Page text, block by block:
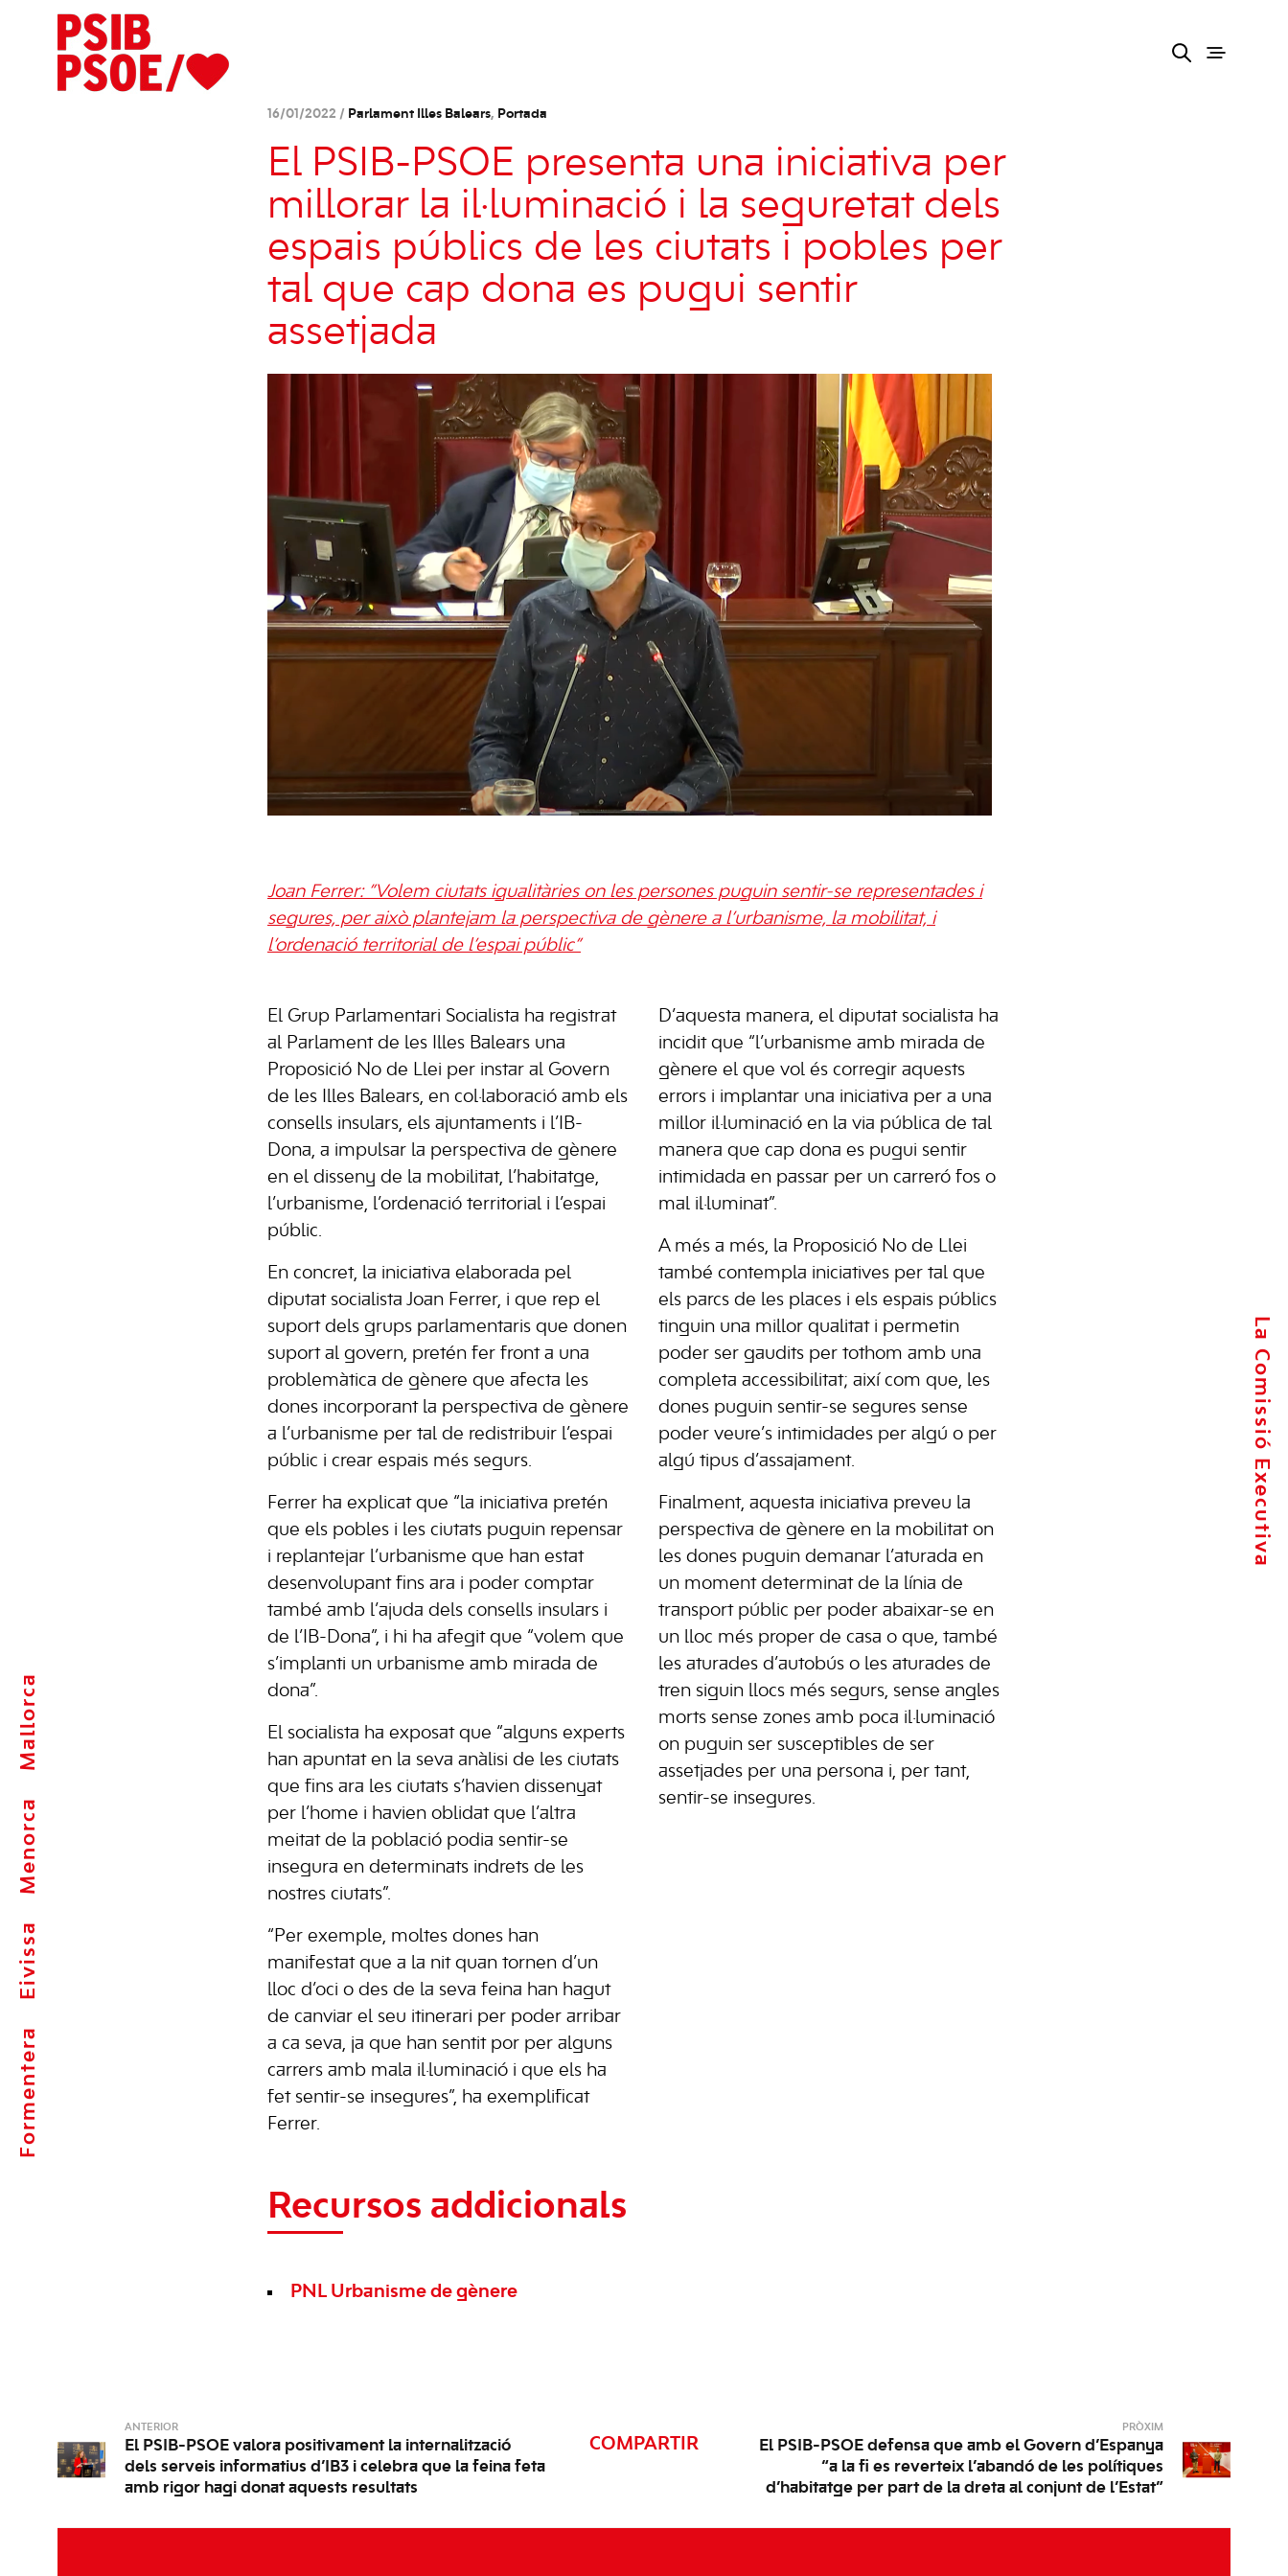
Formentera
Eivissa
Menorca
Mallorca
La Comissió Executiva
16/01/2022 / Parlament Illes Balears, Portada
El PSIB-PSOE presenta una iniciativa per
millorar la il·luminació i la seguretat dels
espais públics de les ciutats i pobles per
tal que cap dona es pugui sentir
assetjada
Joan Ferrer: ”Volem ciutats igualitàries on les persones puguin sentir-se representades i
segures, per això plantejam la perspectiva de gènere a l’urbanisme, la mobilitat, i
l’ordenació territorial de l’espai públic”
El Grup Parlamentari Socialista ha registrat
al Parlament de les Illes Balears una
Proposició No de Llei per instar al Govern
de les Illes Balears, en col·laboració amb els
consells insulars, els ajuntaments i l’IB-
Dona, a impulsar la perspectiva de gènere
en el disseny de la mobilitat, l’habitatge,
l’urbanisme, l’ordenació territorial i l’espai
públic.
En concret, la iniciativa elaborada pel
diputat socialista Joan Ferrer, i que rep el
suport dels grups parlamentaris que donen
suport al govern, pretén fer front a una
problemàtica de gènere que afecta les
dones incorporant la perspectiva de gènere
a l’urbanisme per tal de redistribuir l’espai
públic i crear espais més segurs.
Ferrer ha explicat que “la iniciativa pretén
que els pobles i les ciutats puguin repensar
i replantejar l’urbanisme que han estat
desenvolupant fins ara i poder comptar
també amb l’ajuda dels consells insulars i
de l’IB-Dona”, i hi ha afegit que “volem que
s’implanti un urbanisme amb mirada de
dona”.
El socialista ha exposat que “alguns experts
han apuntat en la seva anàlisi de les ciutats
que fins ara les ciutats s’havien dissenyat
per l’home i havien oblidat que l’altra
meitat de la població podia sentir-se
insegura en determinats indrets de les
nostres ciutats”.
“Per exemple, moltes dones han
manifestat que a la nit quan tornen d’un
lloc d’oci o des de la seva feina han hagut
de canviar el seu itinerari per poder arribar
a ca seva, ja que han sentit por per alguns
carrers amb mala il·luminació i que els ha
fet sentir-se insegures”, ha exemplificat
Ferrer.
D’aquesta manera, el diputat socialista ha
incidit que “l’urbanisme amb mirada de
gènere el que vol és corregir aquests
errors i implantar una iniciativa per a una
millor il·luminació en la via pública de tal
manera que cap dona es pugui sentir
intimidada en passar per un carreró fos o
mal il·luminat”.
A més a més, la Proposició No de Llei
també contempla iniciatives per tal que
els parcs de les places i els espais públics
tinguin una millor qualitat i permetin
poder ser gaudits per tothom amb una
completa accessibilitat; així com que, les
dones puguin sentir-se segures sense
poder veure’s intimidades per algú o per
algú tipus d’assajament.
Finalment, aquesta iniciativa preveu la
perspectiva de gènere en la mobilitat on
les dones puguin demanar l’aturada en
un moment determinat de la línia de
transport públic per poder abaixar-se en
un lloc més proper de casa o que, també
les aturades d’autobús o les aturades de
tren siguin llocs més segurs, sense angles
morts sense zones amb poca il·luminació
on puguin ser susceptibles de ser
assetjades per una persona i, per tant,
sentir-se insegures.
Recursos addicionals
PNL Urbanisme de gènere
ANTERIOR
El PSIB-PSOE valora positivament la internalització
dels serveis informatius d’IB3 i celebra que la feina feta
amb rigor hagi donat aquests resultats
COMPARTIR
PRÒXIM
El PSIB-PSOE defensa que amb el Govern d’Espanya
“a la fi es reverteix l’abandó de les polítiques
d’habitatge per part de la dreta al conjunt de l’Estat”